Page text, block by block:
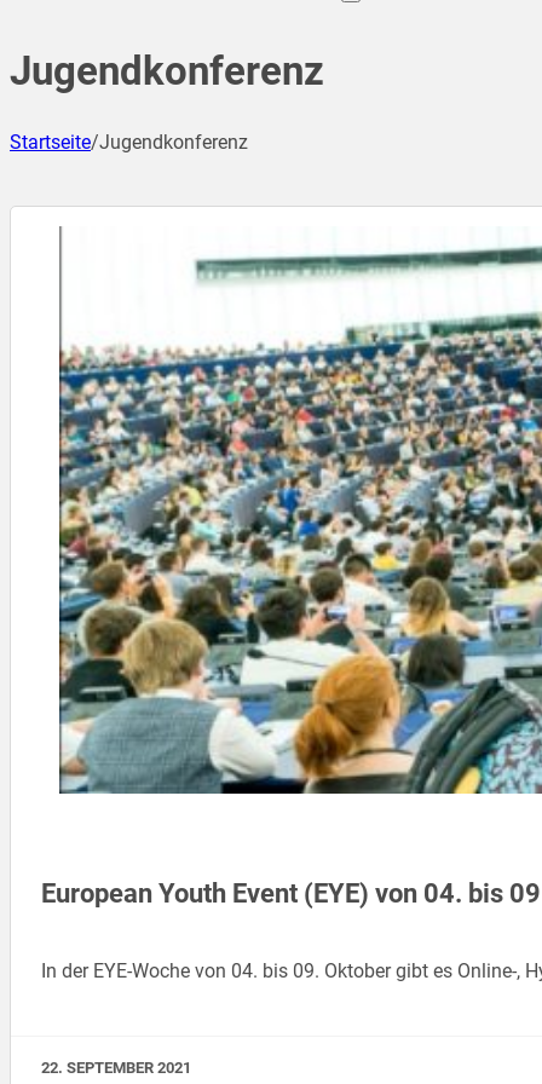
Jugendkonferenz
Startseite/Jugendkonferenz
European Youth Event (EYE) von 04. bis
In der EYE-Woche von 04. bis 09. Oktober gibt es Online-
22. SEPTEMBER 2021